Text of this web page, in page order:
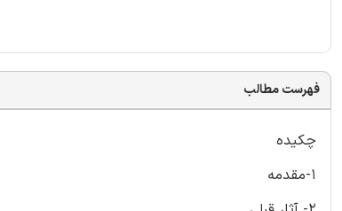
فهرست مطالب
چکیده
1-مقدمه